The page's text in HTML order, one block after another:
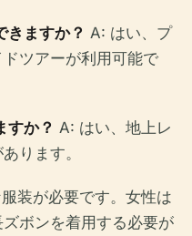
きますか？ A: はい、プ
ツアーが利用可能で
すか？ A: はい、地上レ
ります。
装が必要です。女性は
ボンを着用する必要が